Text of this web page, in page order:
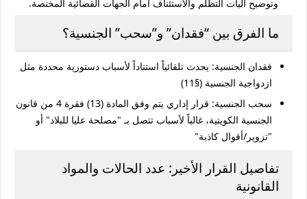
وتوضيح آليات التظلم والاستئناف أمام الجهات القضائية المختصة.
ما الفرق بين “فقدان” و”سحب” الجنسية؟
فقدان الجنسية: يحدث تلقائياً استناداً لأسباب دستورية محددة مثل
ازدواجية الجنسية (§11)
سحب الجنسية
: قرار إداري يتم وفق المادة (13) فقرة 4 من قانون
الجنسية الكويتية، غالباً لأسباب تتصل بـ "مصلحة عليا للبلاد" أو
"تزوير/أقوال كاذبة"
تفاصيل القرار الأخير: عدد الحالات والمواد
القانونية